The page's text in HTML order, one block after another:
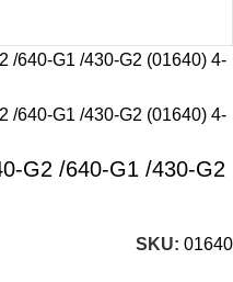
G2 /640-G1 /430-G2
SKU: 01640